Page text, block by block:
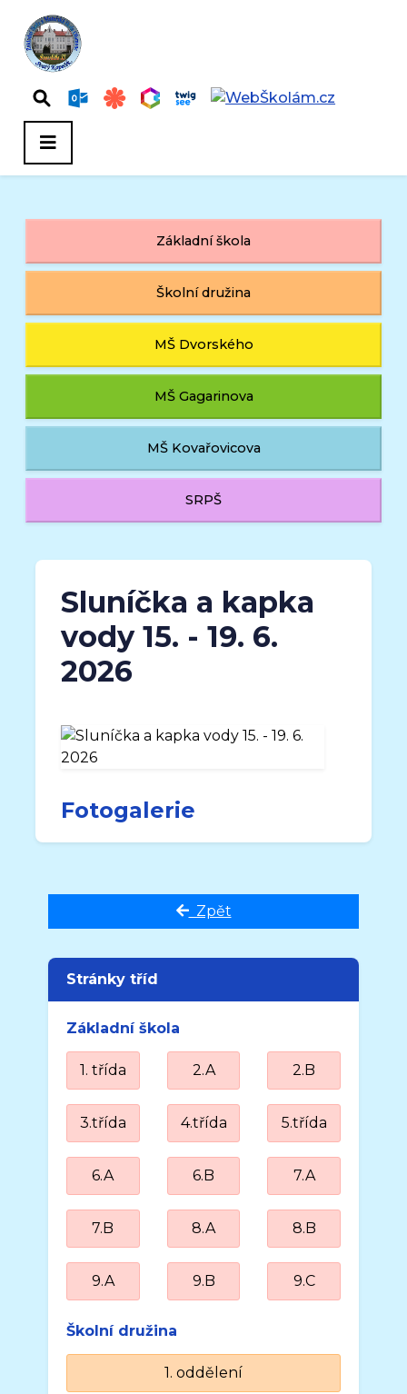
Základní škola
Školní družina
MŠ Dvorského
MŠ Gagarinova
MŠ Kovařovicova
SRPŠ
Sluníčka a kapka
vody 15. - 19. 6.
2026
Fotogalerie
Zpět
Stránky tříd
Základní škola
1. třída 2.A 2.B
3.třída 4.třída 5.třída
6.A 6.B 7.A
7.B 8.A 8.B
9.A 9.B 9.C
Školní družina
1. oddělení